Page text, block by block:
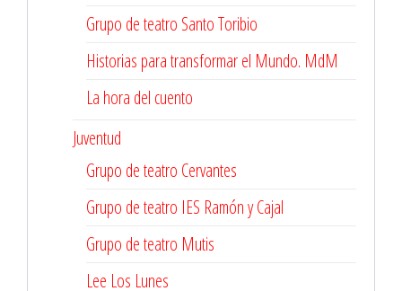
Grupo de teatro Santo Toribio
Historias para transformar el Mundo. MdM
La hora del cuento
Juventud
Grupo de teatro Cervantes
Grupo de teatro IES Ramón y Cajal
Grupo de teatro Mutis
Lee Los Lunes